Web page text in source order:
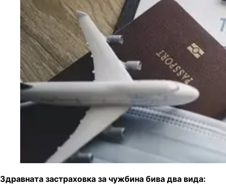
Здравната застраховка за чужбина бива два вида: